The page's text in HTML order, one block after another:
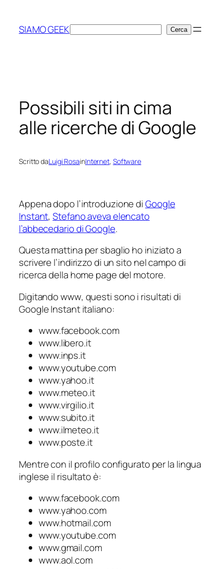
contenuto
SIAMO GEEKCerca Cerca
Possibili siti in cima
alle ricerche di Google
Scritto daLuigi RosainInternet, Software
Appena dopo l’introduzione diGoogle
Instant,Stefano aveva elencato
l’abbecedario di Google.
Questa mattina per sbaglio ho iniziato a
scrivere l’indirizzo di un sito nel campo di
ricerca della home page del motore.
Digitandowww, questi sono i risultati di
Google Instant italiano:
www.facebook.com
www.libero.it
www.inps.it
www.youtube.com
www.yahoo.it
www.meteo.it
www.virgilio.it
www.subito.it
www.ilmeteo.it
www.poste.it
Mentre con il profilo configurato per la lingua
inglese il risultato è:
www.facebook.com
www.yahoo.com
www.hotmail.com
www.youtube.com
www.gmail.com
www.aol.com